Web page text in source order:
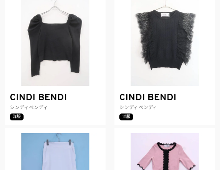
CINDI BENDI
シンディベンディ
洋服
CINDI BENDI
シンディベンディ
洋服